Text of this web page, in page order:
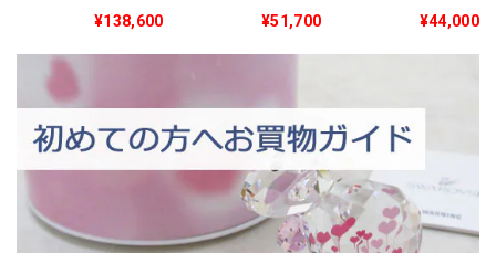
オトシゴ」¥138,600 ¥51,700
産品」5701830¥44,000